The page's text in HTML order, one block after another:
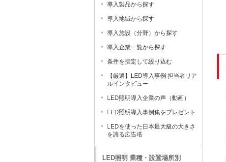
導入製品から探す
導入地域から探す
導入施設（分野）から探す
導入企業一覧から探す
条件を指定して絞り込む
【厳選】LED導入事例 担当者リア
ルインタビュー
LED照明導入企業の声（動画）
LED照明導入事例集をプレゼント
LEDを使った日本最大級の大きさ
を誇る広告塔
LED照明 業種・設置場所別